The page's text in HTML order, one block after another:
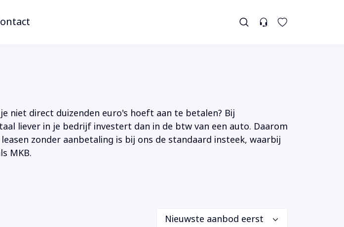
niet direct duizenden euro's hoeft aan te betalen? Bij
liever in je bedrijf investert dan in de btw van een auto. Daarom
zonder aanbetaling is bij ons de standaard insteek, waarbij
MKB.